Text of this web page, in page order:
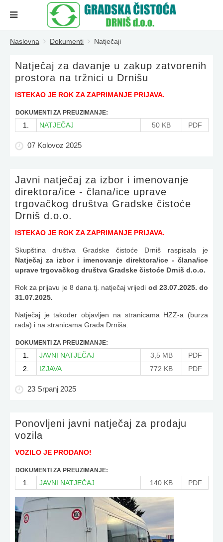
Naslovna Dokumenti Natječaji
Natječaj za davanje u zakup zatvorenih
prostora na tržnici u Drnišu
ISTEKAO JE ROK ZA ZAPRIMANJE PRIJAVA.
DOKUMENTI ZA PREUZIMANJE:
1. NATJEČAJ 50 KB PDF
07 Kolovoz 2025
Javni natječaj za izbor i imenovanje
direktora/ice - člana/ice uprave
trgovačkog društva Gradske čistoće
Drniš d.o.o.
ISTEKAO JE ROK ZA ZAPRIMANJE PRIJAVA.
Skupština društva Gradske čistoće Drniš raspisala je
Natječaj za izbor i imenovanje direktora/ice - člana/ice
uprave trgovačkog društva Gradske čistoće Drniš d.o.o.
Rok za prijavu je 8 dana tj. natječaj vrijedi od 23.07.2025. do
31.07.2025.
Natječaj je također objavljen na stranicama HZZ-a (burza
rada) i na stranicama Grada Drniša.
DOKUMENTI ZA PREUZIMANJE:
1. JAVNI NATJEČAJ 3,5 MB
PDF
2.
IZJAVA 772 KB PDF
23 Srpanj 2025
Ponovljeni javni natječaj za prodaju
vozila
VOZILO JE PRODANO!
DOKUMENTI ZA PREUZIMANJE:
1. JAVNI NATJEČAJ 140 KB PDF